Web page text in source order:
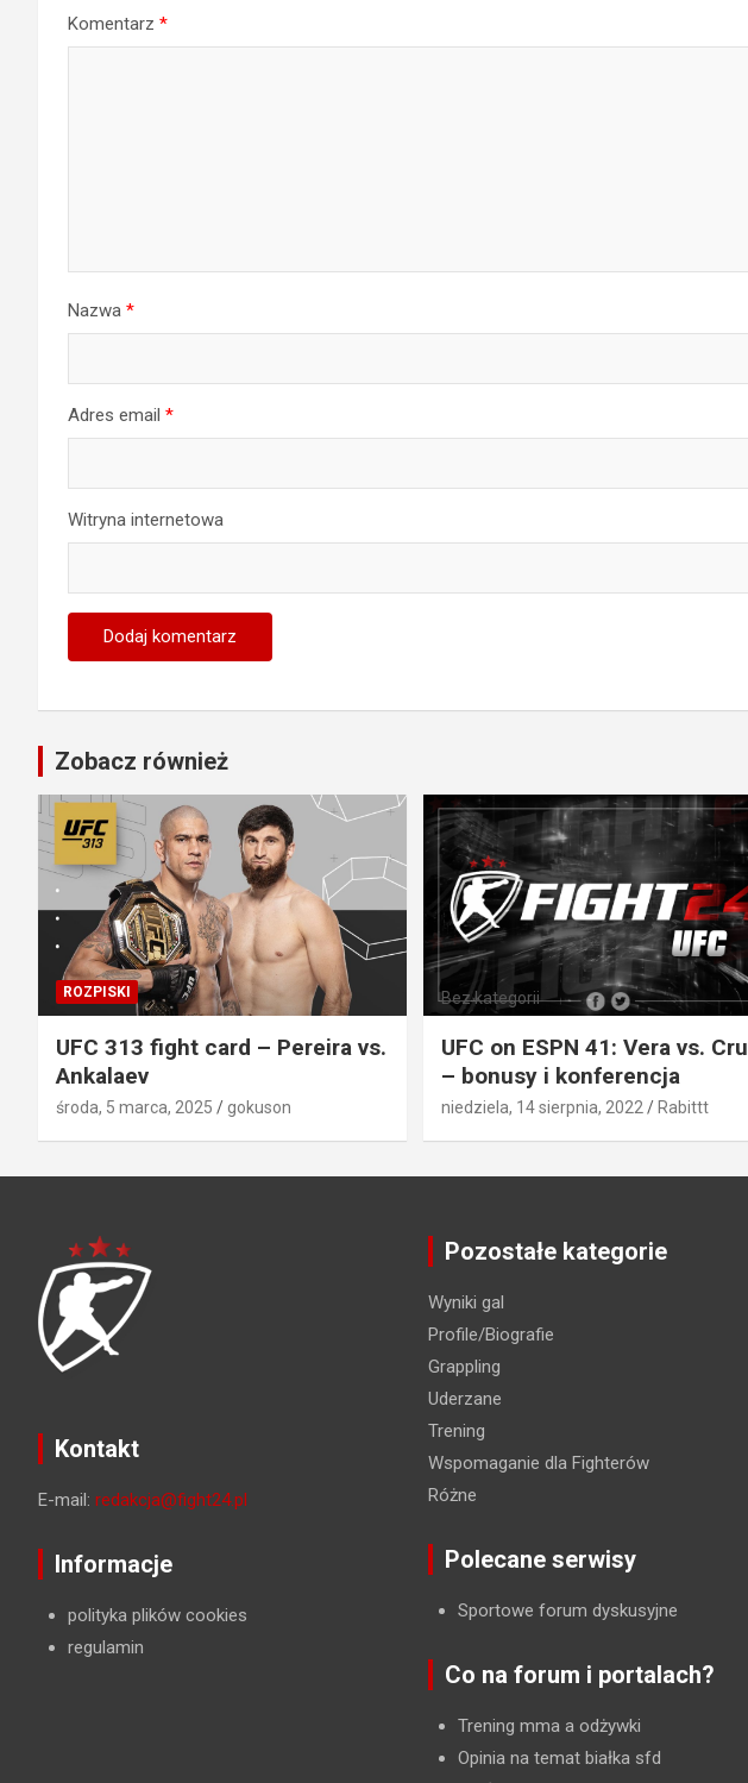
Komentarz *
Nazwa *
Adres email *
Witryna internetowa
Zobacz również
ROZPISKI
UFC 313 fight card – Pereira vs.
Ankalaev
środa, 5 marca, 2025 gokuson
Bez kategorii
UFC on ESPN 41: Vera vs.
– bonusy i konferencja
niedziela, 14 sierpnia, 2022 Rabittt
Kontakt
E-mail: redakcja@fight24.pl
Informacje
polityka plików cookies
regulamin
Pozostałe kategorie
Wyniki gal
Profile/Biografie
Grappling
Uderzane
Trening
Wspomaganie dla Fighterów
Różne
Polecane serwisy
Sportowe forum dyskusyjne
Co na forum i portalach?
Trening mma a odżywki
Opinia na temat białka sfd